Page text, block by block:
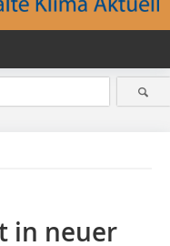
in neuer